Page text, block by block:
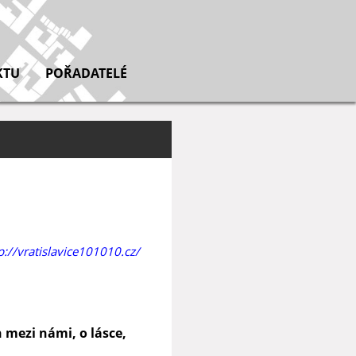
POŘADATELÉ
vratislavice101010.cz/
mezi námi, o lásce,